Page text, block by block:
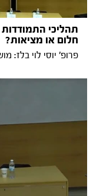
תהליכי
חלום או מציאות?
פרופ' יוסי לוי בלז: מושב 1 -